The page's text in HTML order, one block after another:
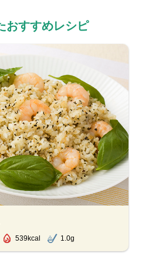
おすすめレシピ
539kcal 1.0g